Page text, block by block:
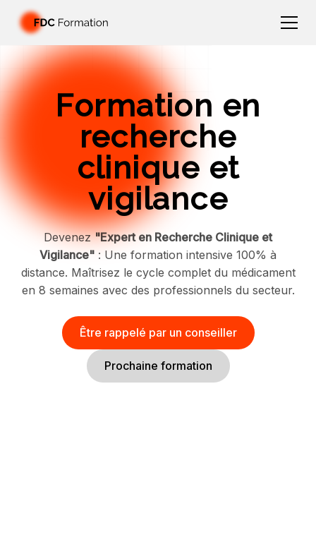
Formation en
recherche
clinique et
vigilance
Devenez"Expert en Recherche Clinique et
Vigilance" : Une formation intensive 100% à
distance. Maîtrisez le cycle complet du médicament
en 8 semaines avec des professionnels du secteur.
Être rappelé par un conseiller
Prochaine formation